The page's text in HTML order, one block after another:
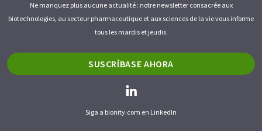
Ne manquez plus aucune actualité : notre newsletter consacrée aux
biotechnologies, au secteur pharmaceutique et aux sciences de la vie vous informe
tous les mardis et jeudis.
SUSCRÍBASE AHORA
Siga a bionity.com en LinkedIn